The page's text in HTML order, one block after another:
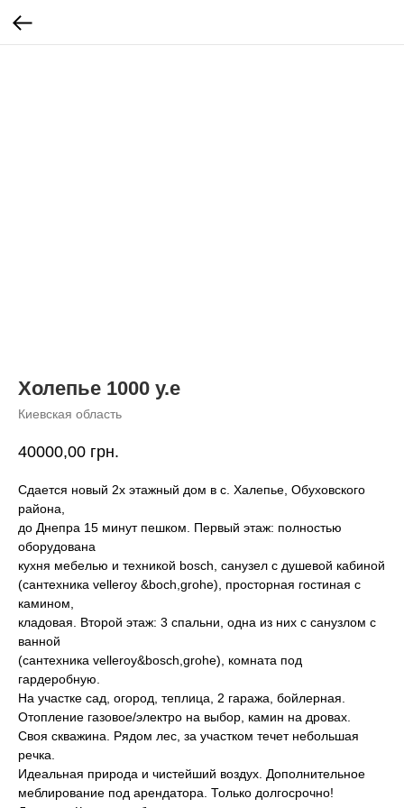
Холепье 1000 у.е
Киевская область
40000,00 грн.
Сдается новый 2х этажный дом в с. Халепье, Обуховского
района,
до Днепра 15 минут пешком. Первый этаж: полностью
оборудована
кухня мебелью и техникой bosch, санузел с душевой кабиной
(сантехника velleroy &boch,grohe), просторная гостиная с
камином,
кладовая. Второй этаж: 3 спальни, одна из них с санузлом с
ванной
(сантехника velleroy&bosch,grohe), комната под
гардеробную.
На участке сад, огород, теплица, 2 гаража, бойлерная.
Отопление газовое/электро на выбор, камин на дровах.
Своя скважина. Рядом лес, за участком течет небольшая
речка.
Идеальная природа и чистейший воздух. Дополнительное
меблирование под арендатора. Только долгосрочно!